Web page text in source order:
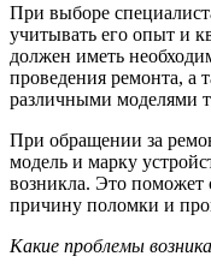
При выборе
учитывать его опыт и
должен иметь
проведения ремонта, а
различными моделями
При обращении за
модель и марку
возникла. Это поможет
причину поломки и
Какие проблемы